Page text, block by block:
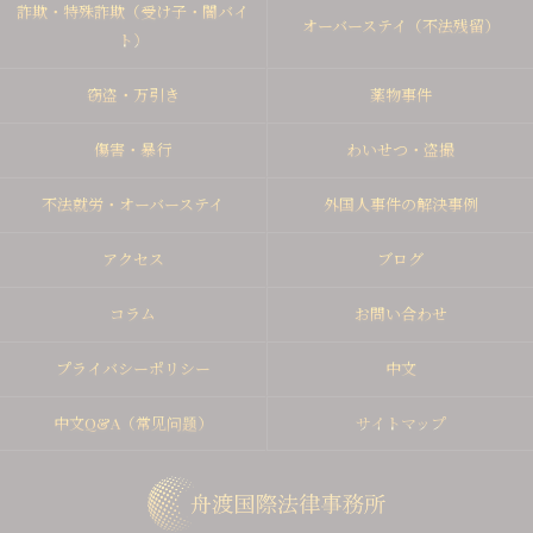
詐欺・特殊詐欺（受け子・闇バイ
ト）
オーバーステイ（不法残留）
窃盗・万引き 薬物事件
傷害・暴行 わいせつ・盗撮
不法就労・オーバーステイ 外国人事件の解決事例
アクセス ブログ
コラム お問い合わせ
プライバシーポリシー 中文
中文Q&A（常见问题） サイトマップ